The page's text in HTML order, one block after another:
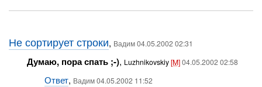
Не сортирует строки, Вадим 04.05.2002 02:31
Думаю, пора спать ;-), Luzhnikovskiy[M] 04.05.2002 02:58
Ответ, Вадим 04.05.2002 11:52